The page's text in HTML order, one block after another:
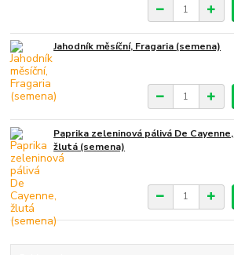
Jahodník měsíční, Fragaria (semena)
Paprika zeleninová pálivá De Cayenne,
žlutá (semena)